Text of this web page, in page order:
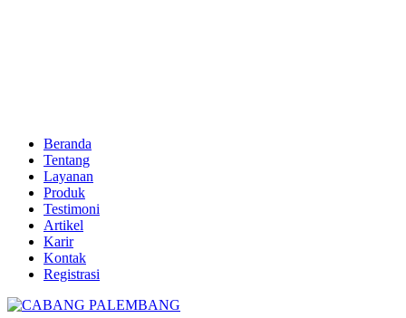
Beranda
Tentang
Layanan
Produk
Testimoni
Artikel
Karir
Kontak
Registrasi